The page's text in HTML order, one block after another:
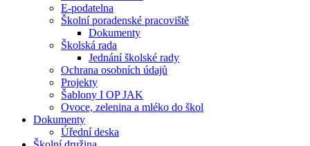
E-podatelna
Školní poradenské pracoviště
Dokumenty
Školská rada
Jednání školské rady
Ochrana osobních údajů
Projekty
Šablony I OP JAK
Ovoce, zelenina a mléko do škol
Dokumenty
Úřední deska